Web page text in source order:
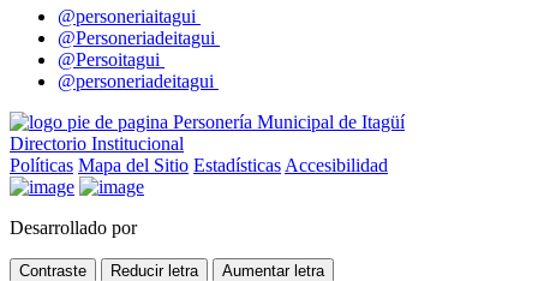
@personeriaitagui
@Personeriadeitagui
@Persoitagui
@personeriadeitagui
Directorio Institucional
Políticas Mapa del Sitio Estadísticas Accesibilidad
Desarrollado por
Contraste Reducir letra
Aumentar letra